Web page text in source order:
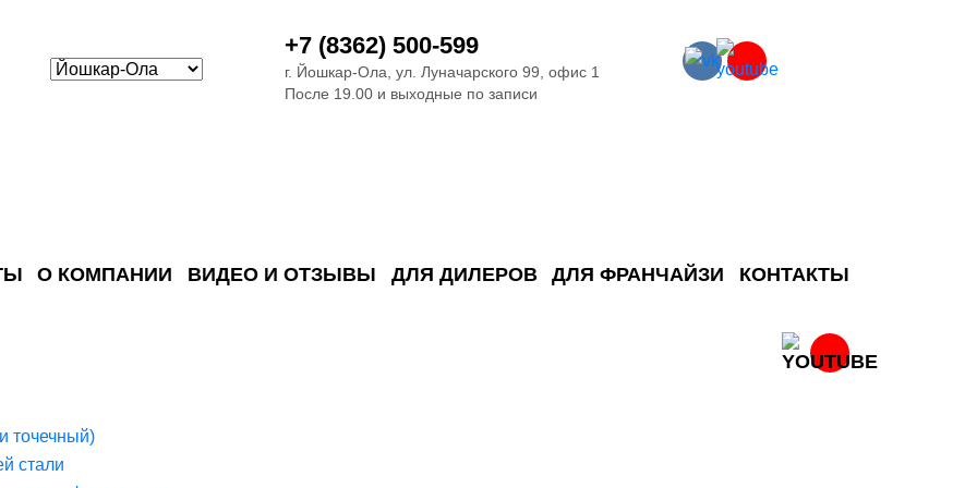
+7 (8362) 500-599
г. Йошкар-Ола, ул. Луначарского 99, офис 1
После 19.00 и выходные по записи
О КОМПАНИИ ВИДЕО И ОТЗЫВЫ ДЛЯ ДИЛЕРОВ ДЛЯ ФРАНЧАЙЗИ КОНТАКТЫ
точечный)
стали